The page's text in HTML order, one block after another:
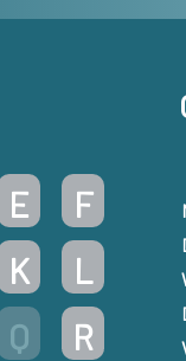
E
F
K
L
Q
R